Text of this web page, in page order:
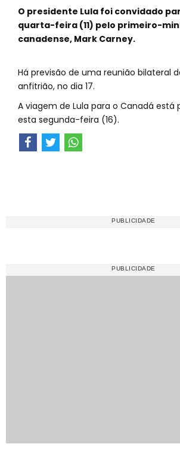
O presidente Lula foi convidado
quarta-feira (11) pelo primeiro-
canadense, Mark Carney.
Há previsão de uma reunião bilateral
anfitrião, no dia 17.
A viagem de Lula para o Canadá está
esta segunda-feira (16).